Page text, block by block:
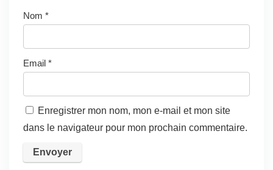
Nom *
Email *
Enregistrer mon nom, mon e-mail et mon site
dans le navigateur pour mon prochain commentaire.